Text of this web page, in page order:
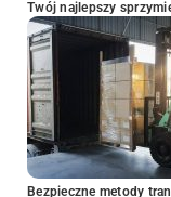
Twój najlepszy
Bezpieczne metody